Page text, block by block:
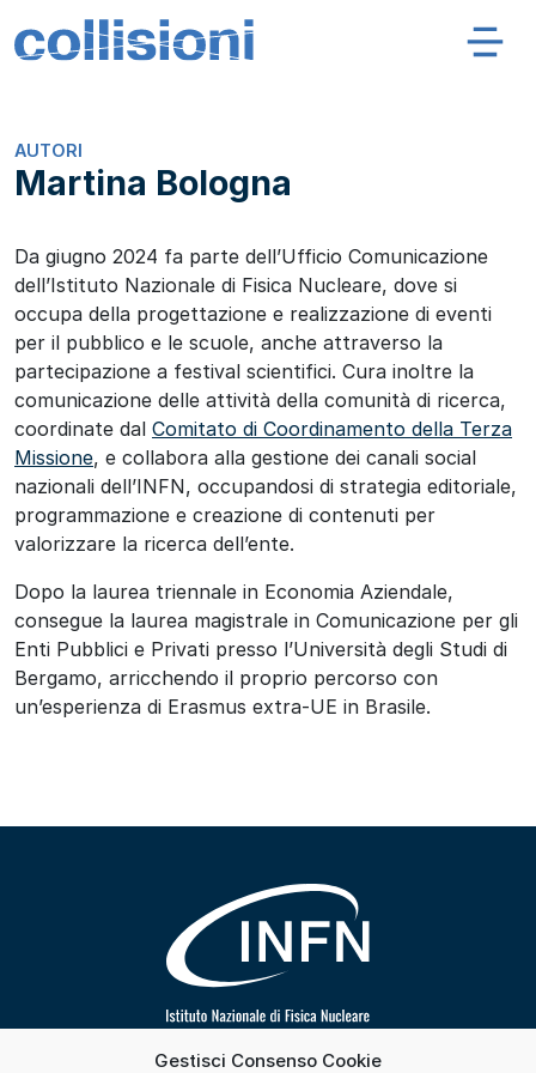
Gestisci Consenso Cookie
Salta al contenuto
Navigazione principale
AUTORI
Martina Bologna
Da giugno 2024 fa parte dell’Ufficio Comunicazione
dell’Istituto Nazionale di Fisica Nucleare, dove si
occupa della progettazione e realizzazione di eventi
per il pubblico e le scuole, anche attraverso la
partecipazione a festival scientifici. Cura inoltre la
comunicazione delle attività della comunità di ricerca,
coordinate dal Comitato di Coordinamento della Terza
Missione, e collabora alla gestione dei canali social
nazionali dell’INFN, occupandosi di strategia editoriale,
programmazione e creazione di contenuti per
valorizzare la ricerca dell’ente.
Dopo la laurea triennale in Economia Aziendale,
consegue la laurea magistrale in Comunicazione per gli
Enti Pubblici e Privati presso l’Università degli Studi di
Bergamo, arricchendo il proprio percorso con
un’esperienza di Erasmus extra-UE in Brasile.